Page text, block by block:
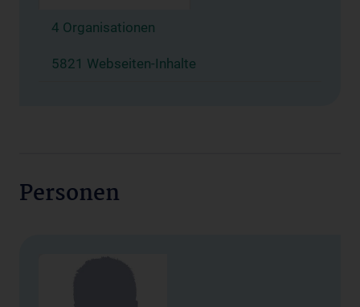
4 Organisationen
5821 Webseiten-Inhalte
Personen